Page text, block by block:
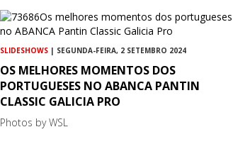
SLIDESHOWS | SEGUNDA-FEIRA, 2 SETEMBRO 2024
OS MELHORES MOMENTOS DOS
PORTUGUESES NO ABANCA PANTIN
CLASSIC GALICIA PRO
Photos by WSL